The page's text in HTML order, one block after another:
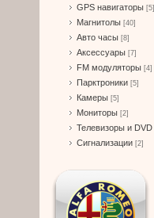
GPS навигаторы [5]
Магнитолы [40]
Авто часы [8]
Аксессуары [7]
FM модуляторы [4]
Парктроники [5]
Камеры [5]
Мониторы [2]
Телевизоры и DVD
Сигнализации [2]